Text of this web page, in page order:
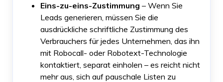
Eins-zu-eins-Zustimmung – Wenn Sie
Leads generieren, müssen Sie die
ausdrückliche schriftliche Zustimmung des
Verbrauchers für jedes Unternehmen, das ihn
mit Robocall- oder Robotext-Technologie
kontaktiert, separat einholen – es reicht nicht
mehr aus, sich auf pauschale Listen zu